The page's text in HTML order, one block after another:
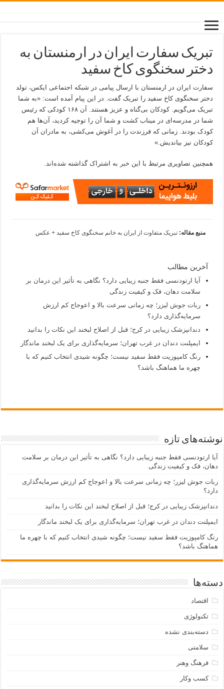
تبریک سفارت ایران در ارمنستان به
دختر سخنگوی کاخ سفید
سفارت ایران در ارمنستان با ارسال پیامی در شبکه اجتماعی ایکس، تولد
دختر سخنگوی کاخ سفید را تبریک گفت. در این پیام آمده است: «به شما
تبریک می‌گویم. کودکان بی‌گناه و عزیز هستند. آن ۱۶۸ کودکی که رئیس
شما در مدرسه‌ای در میناب کشت و شما آن را توجیه کردید، آن‌ها هم
کودک بودند. زمانی که فرزندت را در آغوش می‌کشی، به مادران آن
کودکان نیز بیاندیش.»
همچنین تصاویری مرتبط با این خبر به اشتراک گذاشته شده‌اند.
منبع مقاله:تبریک متفاوت از ایران به خانم سخنگوی کاخ سفید‌ + عکس
آخرین مطالب
آیا ارتودنسی فقط جنبه زیبایی دارد؟ نگاهی به تأثیر این درمان بر
سلامت دهان، فک و کیفیت زندگی
ربات جوش لیزر؛ چه زمانی سرعت بالا و اعوجاج کم ارزش
سرمایه‌گذاری دارد؟
دندانپزشک زیبایی در کرج؛ قبل از اصلاح لبخند این نکات را بدانید
ایمپلنت دندان در غرب تهران؛ سرمایه‌گذاری برای یک لبخند ماندگار
رنگ کامپوزیت فقط سفید نیست؛ چگونه شیدی انتخاب کنیم که با
چهره ما هماهنگ باشد؟
نوشته‌های تازه
آیا ارتودنسی فقط جنبه زیبایی دارد؟ نگاهی به تأثیر این درمان بر سلامت
دهان، فک و کیفیت زندگی
ربات جوش لیزر؛ چه زمانی سرعت بالا و اعوجاج کم ارزش سرمایه‌گذاری
دارد؟
دندانپزشک زیبایی در کرج؛ قبل از اصلاح لبخند این نکات را بدانید
ایمپلنت دندان در غرب تهران؛ سرمایه‌گذاری برای یک لبخند ماندگار
رنگ کامپوزیت فقط سفید نیست؛ چگونه شیدی انتخاب کنیم که با چهره ما
هماهنگ باشد؟
دسته‌ها
اقتصاد
تکنولوژی
دسته‌بندی نشده
سلامتی
فرهنگ وهنر
کسب وکار